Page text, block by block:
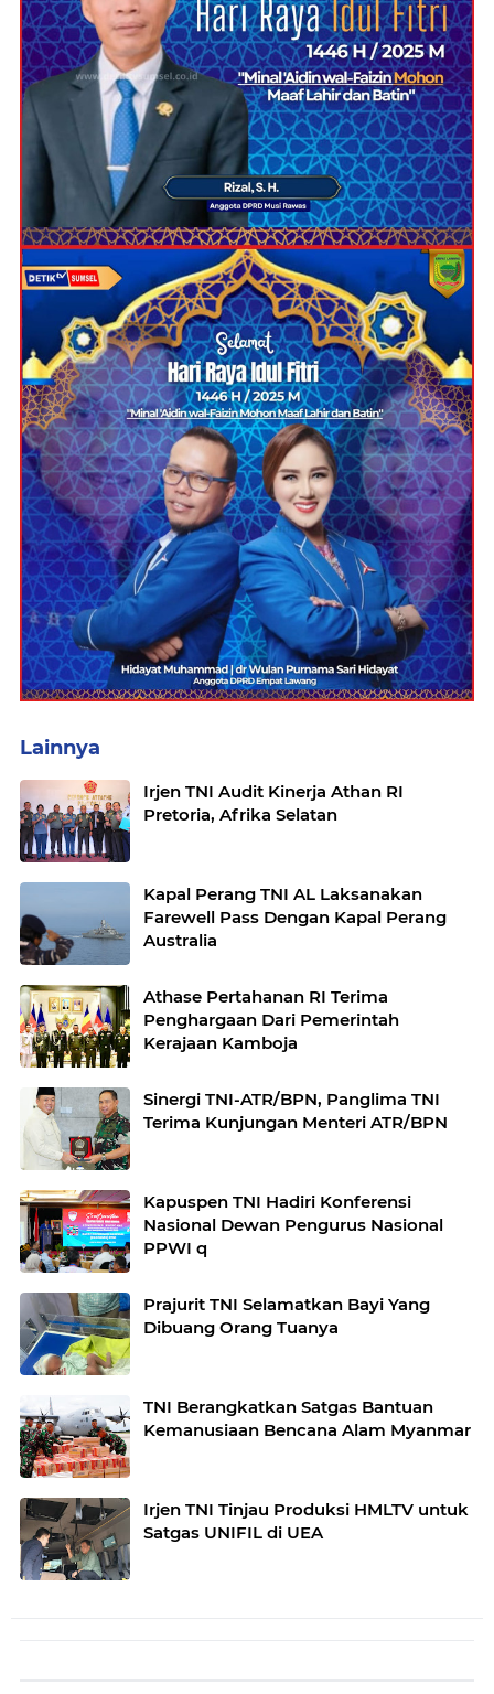
Lainnya
Irjen TNI Audit Kinerja Athan RI
Pretoria, Afrika Selatan
Kapal Perang TNI AL Laksanakan
Farewell Pass Dengan Kapal Perang
Australia
Athase Pertahanan RI Terima
Penghargaan Dari Pemerintah
Kerajaan Kamboja
Sinergi TNI-ATR/BPN, Panglima TNI
Terima Kunjungan Menteri ATR/BPN
Kapuspen TNI Hadiri Konferensi
Nasional Dewan Pengurus Nasional
PPWI q
Prajurit TNI Selamatkan Bayi Yang
Dibuang Orang Tuanya
TNI Berangkatkan Satgas Bantuan
Kemanusiaan Bencana Alam Myanmar
Irjen TNI Tinjau Produksi HMLTV untuk
Satgas UNIFIL di UEA